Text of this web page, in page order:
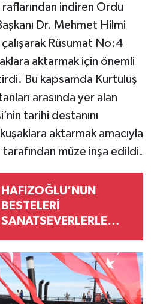
indiren Ordu
Dr. Mehmet Hilmi
Rüsumat No:4
aktarmak için önemli
Bu kapsamda Kurtuluş
arasında yer alan
tarihi destanını
aktarmak amacıyla
müze inşa edildi.
HAFIZOĞLU’NUN
BESTELERİ
SANATSEVERLERLE